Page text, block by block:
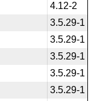
4.12-2
3.5.29-1
3.5.29-1
3.5.29-1
3.5.29-1
3.5.29-1